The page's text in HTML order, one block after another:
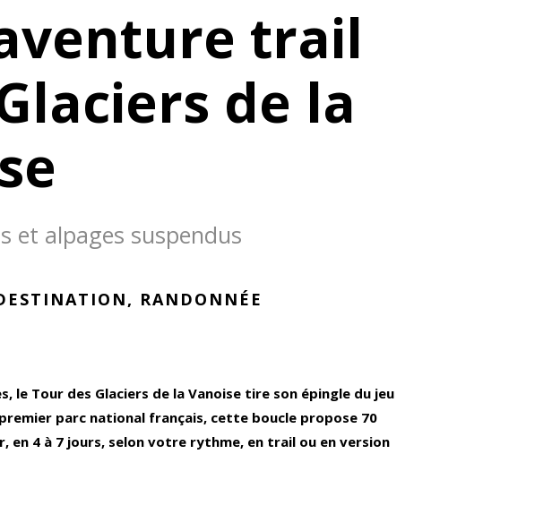
trail
de la
et alpages suspendus
RANDONNÉE
le Tour des Glaciers de la Vanoise tire son épingle du jeu
parc national français, cette boucle propose 70
en 4 à 7 jours, selon votre rythme, en trail ou en version